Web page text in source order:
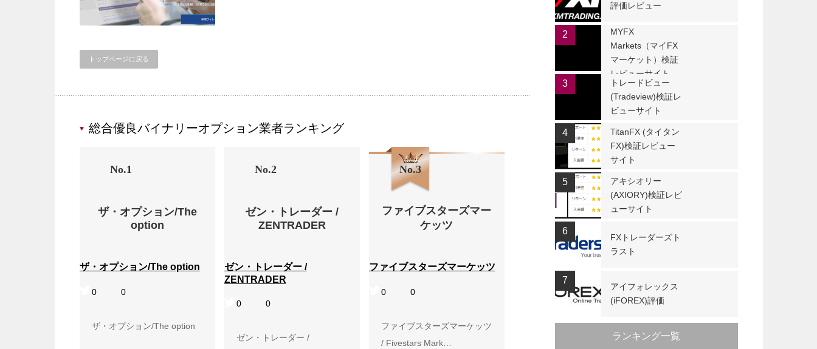
トップページに戻る
総合優良バイナリーオプション業者ランキング
No.1
ザ・オプション/The
option
ザ・オプション/The option
0 0
ザ・オプション/The option
No.2
ゼン・トレーダー /
ZENTRADER
ゼン・トレーダー /
ZENTRADER
0 0
ゼン・トレーダー /
No.3
ファイブスターズマー
ケッツ
ファイブスターズマーケッツ
0 0
ファイブスターズマーケッツ
/ Fivestars Mark…
評価レビュー
2
MYFX
Markets（マイFX
マーケット）検証
レビューサイト
3
トレードビュー
(Tradeview)検証レ
ビューサイト
4
TitanFX (タイタン
FX)検証レビュー
サイト
5
アキシオリー
(AXIORY)検証レビ
ューサイト
6
FXトレーダーズト
ラスト
7
アイフォレックス
(iFOREX)評価
ランキング一覧